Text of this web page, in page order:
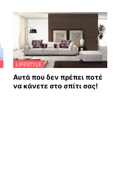
LIFESTYLE
Αυτά που δεν πρέπει ποτέ
να κάνετε στο σπίτι σας!